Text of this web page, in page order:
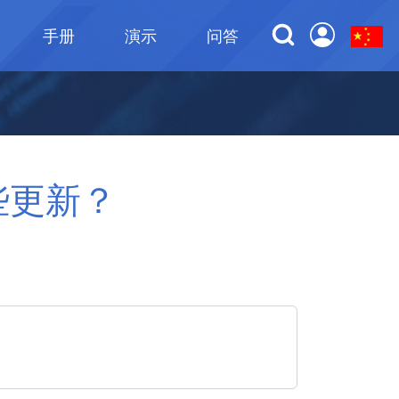
手册 演示 问答
新？